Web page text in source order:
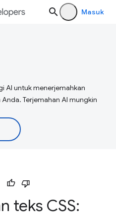
Masuk
AI untuk menerjemahkan
Terjemahan AI mungkin
teks CSS: